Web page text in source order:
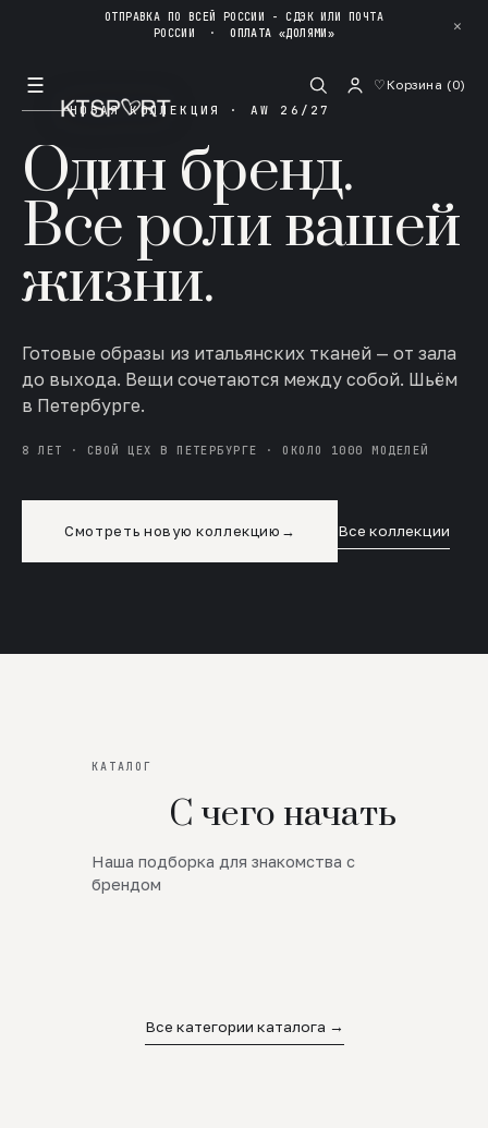
ОТПРАВКА ПО ВСЕЙ РОССИИ - СДЭК ИЛИ ПОЧТА
РОССИИ ·ОПЛАТА «ДОЛЯМИ» ✕
☰ ♡Корзина (0)
НОВАЯ КОЛЛЕКЦИЯ · AW 26/27
Один бренд.
Все роли вашей
жизни.
Готовые образы из итальянских тканей — от зала
до выхода. Вещи сочетаются между собой. Шьём
в Петербурге.
8 ЛЕТ · СВОЙ ЦЕХ В ПЕТЕРБУРГЕ · ОКОЛО 1000 МОДЕЛЕЙ
Смотреть новую коллекцию → Все коллекции
КАТАЛОГ
С чего начать
Наша подборка для знакомства с
брендом
Новинки
SALE
Все категории каталога →